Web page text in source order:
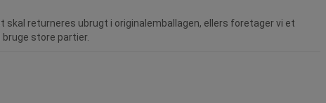
skal returneres ubrugt i originalemballagen, ellers foretager vi et
store partier.